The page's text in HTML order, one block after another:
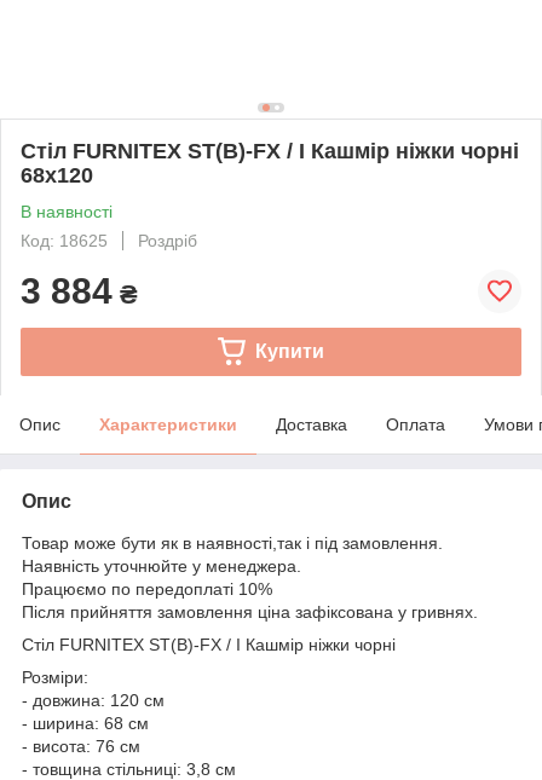
Стіл FURNITEX ST(B)-FX / I Кашмір ніжки чорні
68x120
В наявності
Код: 18625
Роздріб
3 884 ₴
Купити
Опис Характеристики Доставка Оплата Умови
Опис
Товар може бути як в наявності,так і під замовлення.
Наявність уточнюйте у менеджера.
Працюємо по передоплаті 10%
Після прийняття замовлення ціна зафіксована у гривнях.
Стіл FURNITEX ST(B)-FX / I Кашмір ніжки чорні
Розміри:
- довжина: 120 см
- ширина: 68 см
- висота: 76 см
- товщина стільниці: 3,8 см